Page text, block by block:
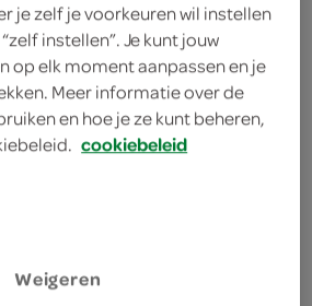
kies je winkel
je zelf je voorkeuren wil instellen
instellen”. Je kunt jouw
op elk moment aanpassen en je
Meer informatie over de
en hoe je ze kunt beheren,
cookiebeleid
Weigeren